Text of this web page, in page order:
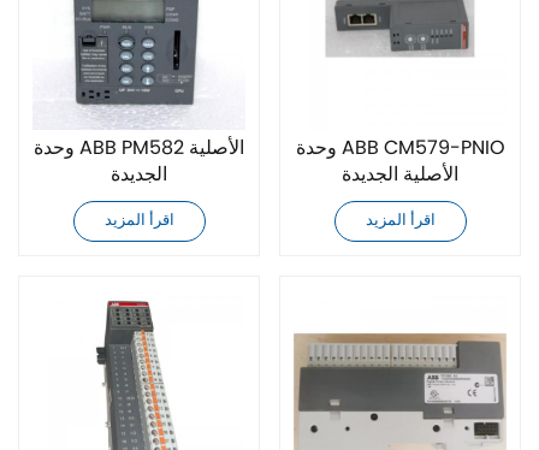
وحدة ABB PM582 الأصلية
الجديدة
اقرأ المزيد
وحدة ABB CM579-PNIO
الأصلية الجديدة
اقرأ المزيد